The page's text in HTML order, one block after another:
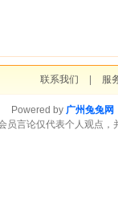
联系我们 服
Powered by 广州兔兔网
员言论仅代表个人观点